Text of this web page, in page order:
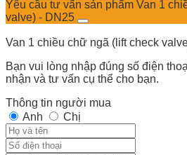
Yêu cầu tư vấn sản phẩm Van 1
valve) - DN25
Van 1 chiều chữ ngã (lift check
Bạn vui lòng nhập đúng số điện
nhận và tư vấn cụ thể cho bạn.
Thông tin người mua
Anh
Chị